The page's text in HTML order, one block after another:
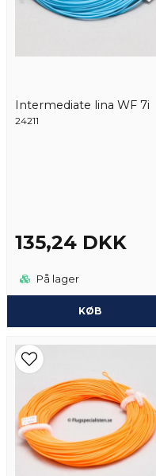
Intermediate lina WF 7i
24211
135,24 DKK
På lager
KØB
tillbehor-vector-
https://
Ja, du kan